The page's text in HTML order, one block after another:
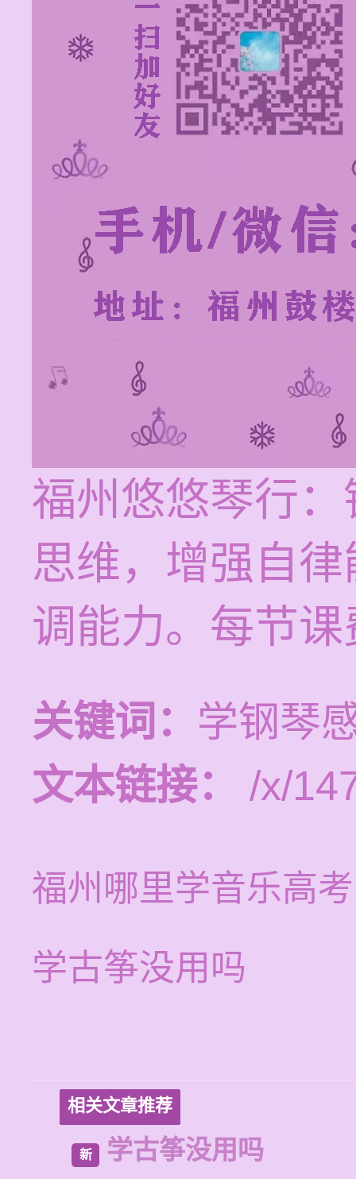
福州悠悠琴行
思维，增强自
调能力。每节
关键词： 学钢琴
文本链接：
/x/
福州哪里学音乐高
学古筝没用吗
相关文章推荐
新 学古筝没用吗